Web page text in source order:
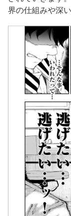
界の仕組みや深